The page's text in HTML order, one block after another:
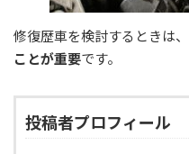
修復歴車を検討するときは、
ことが重要です。
投稿者プロフィール